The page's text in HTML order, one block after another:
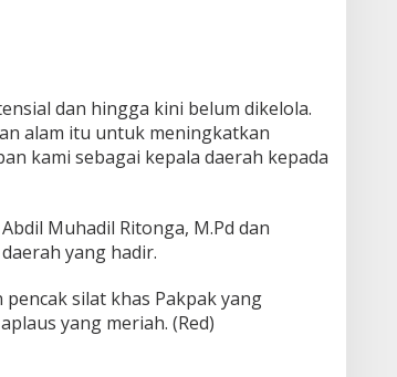
dan hingga kini belum dikelola.
alam itu untuk meningkatkan
kami sebagai kepala daerah kepada
Muhadil Ritonga, M.Pd dan
yang hadir.
silat khas Pakpak yang
yang meriah. (Red)